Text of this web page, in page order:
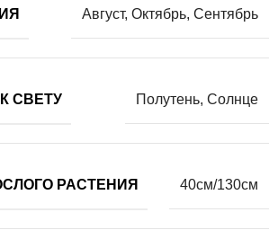
Август, Октябрь, Сентябрь
СВЕТУ Полутень, Солнце
РАСТЕНИЯ 40см/130см